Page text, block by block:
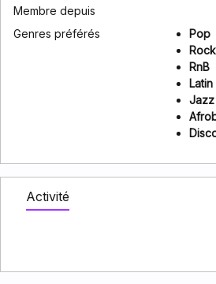
Membre depuis
Genres préférés
Pop
Rock
RnB
Latin
Jazz
Activité